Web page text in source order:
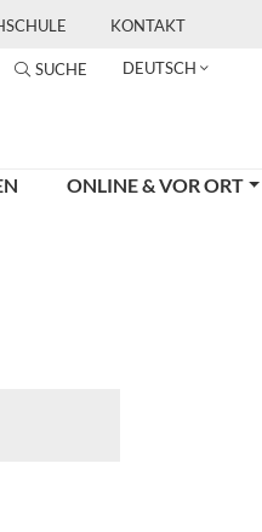
KONTAKT
SUCHE DEUTSCH
ONLINE & VOR ORT